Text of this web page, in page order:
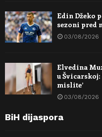
Edin Džeko
sezoni pred
03/08/2026
Elvedina
u Švicarskoj:
mislite’
03/08/2026
BiH dijaspora